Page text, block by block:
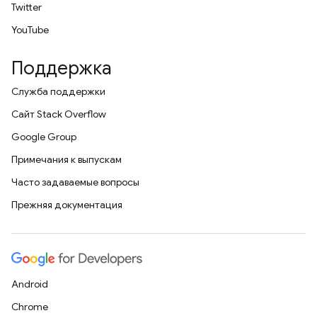
Twitter
YouTube
Поддержка
Служба поддержки
Сайт Stack Overflow
Google Group
Примечания к выпускам
Часто задаваемые вопросы
Прежняя документация
Android
Chrome